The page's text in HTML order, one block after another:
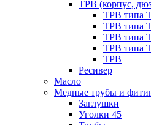
ТРВ (корпус,
ТРВ типа
ТРВ типа
ТРВ типа
ТРВ типа
ТРВ
Ресивер
Масло
Медные трубы и
Заглушки
Уголки 45